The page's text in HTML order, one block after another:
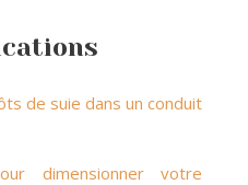
de suie dans un conduit
dimensionner votre